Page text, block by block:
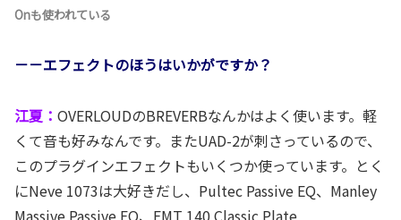
Onも使われている
－－エフェクトのほうはいかがですか？
江夏： OVERLOUDのBREVERBなんかはよく使います。軽
くて音も好みなんです。またUAD-2が刺さっているので、
このプラグインエフェクトもいくつか使っています。とく
にNeve 1073は大好きだし、Pultec Passive EQ、Manley
Massive Passive EQ、EMT 140 Classic Plate